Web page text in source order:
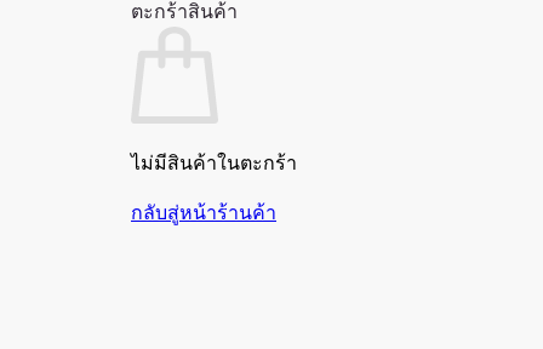
ตะกร้าสินค้า
ไม่มีสินค้าในตะกร้า
กลับสู่หน้าร้านค้า